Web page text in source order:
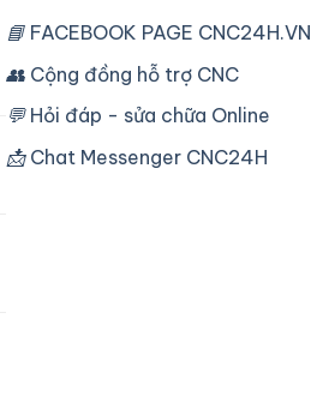
📘 FACEBOOK PAGE CNC24H.VN
👥 Cộng đồng hỗ trợ CNC
💬Hỏi đáp - sửa chữa Online
📩Chat Messenger CNC24H